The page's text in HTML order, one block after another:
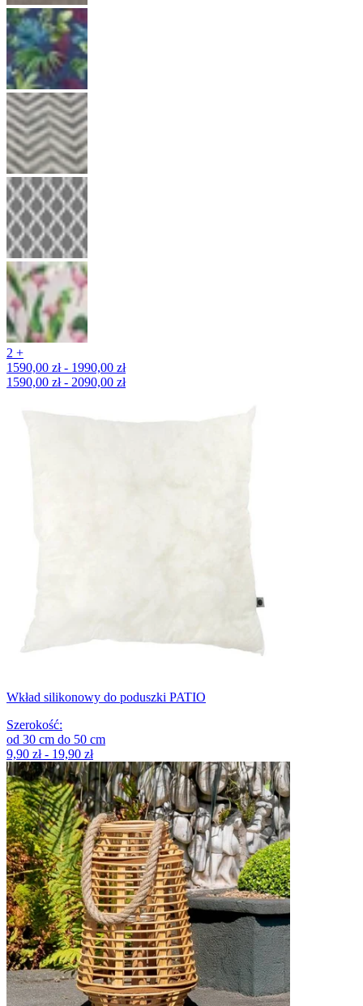
2 +
1590,00 zł - 1990,00 zł
1590,00 zł - 2090,00 zł
Wkład silikonowy do poduszki PATIO
Szerokość:
od 30 cm do 50 cm
9,90 zł - 19,90 zł